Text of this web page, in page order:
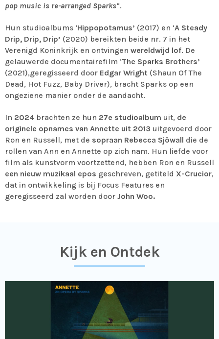
pop music is re-arranged Sparks“.
Hun studioalbums ‘Hippopotamus’ (2017) en ‘A Steady
Drip, Drip, Drip’ (2020) bereikten beide nr. 7 in het
Verenigd Koninkrijk en ontvingen wereldwijd lof. De
gelauwerde documentairefilm ‘The Sparks Brothers’
(2021),geregisseerd door Edgar Wright (Shaun Of The
Dead, Hot Fuzz, Baby Driver), bracht Sparks op een
ongeziene manier onder de aandacht.
In 2024 brachten ze hun 27e studioalbum uit, de
originele opnames van Annette uit 2013 uitgevoerd door
Ron en Russell, met de sopraan Rebecca Sjöwall die de
rollen van Ann en Annette op zich nam. Hun liefde voor
film als kunstvorm voortzettend, hebben Ron en Russell
een nieuw muzikaal epos geschreven, getiteld X-Crucior,
dat in ontwikkeling is bij Focus Features en
geregisseerd zal worden door John Woo.
Kijk en Ontdek